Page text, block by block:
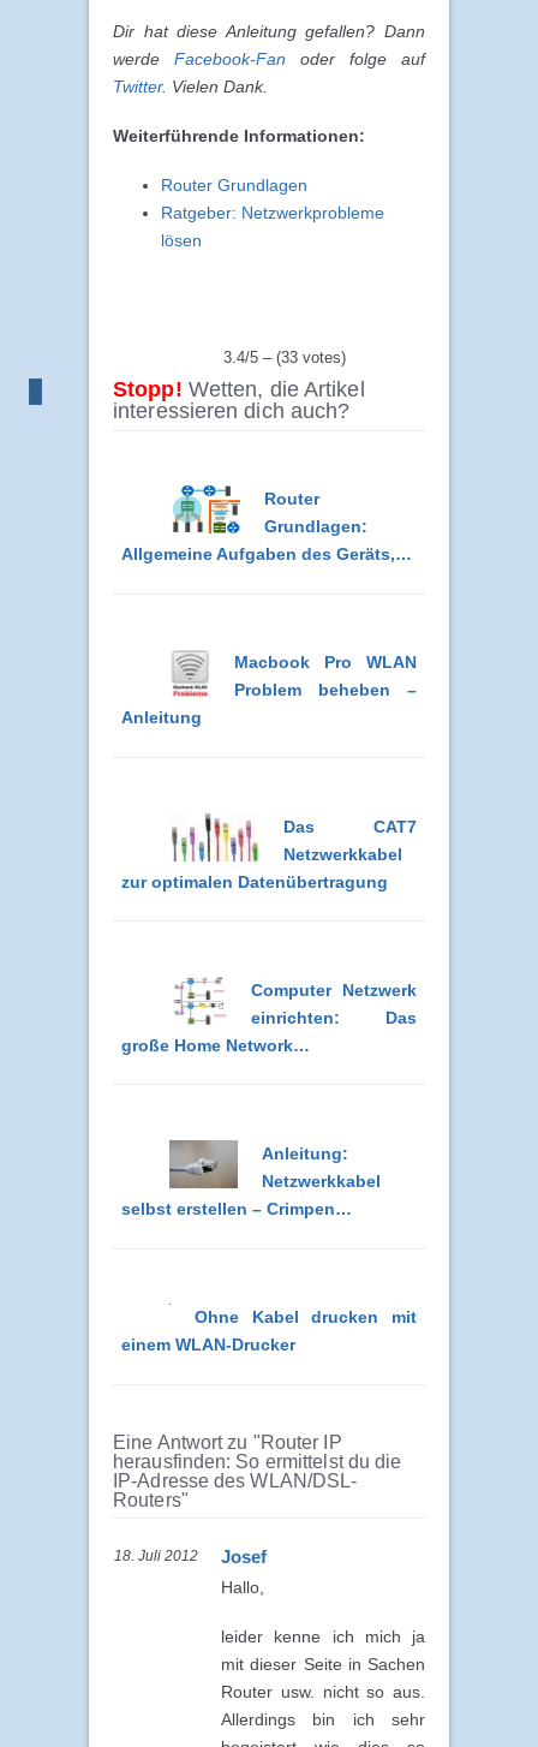
Dir hat diese Anleitung gefallen? Dann
werde Facebook-Fan oder folge auf
Twitter. Vielen Dank.
Weiterführende Informationen:
Router Grundlagen
Ratgeber: Netzwerkprobleme
lösen
3.4/5 – (33 votes)
Stopp! Wetten, die Artikel
interessieren dich auch?
Router
Grundlagen:
Allgemeine Aufgaben des Geräts,…
Macbook Pro WLAN
Problem beheben –
Anleitung
Das CAT7
Netzwerkkabel
zur optimalen Datenübertragung
Computer Netzwerk
einrichten: Das
große Home Network…
Anleitung:
Netzwerkkabel
selbst erstellen – Crimpen…
Ohne Kabel drucken mit
einem WLAN-Drucker
Eine Antwort zu "Router IP
herausfinden: So ermittelst du die
IP-Adresse des WLAN/DSL-
Routers"
18. Juli 2012 Josef
Hallo,
leider kenne ich mich ja
mit dieser Seite in Sachen
Router usw. nicht so aus.
Allerdings bin ich sehr